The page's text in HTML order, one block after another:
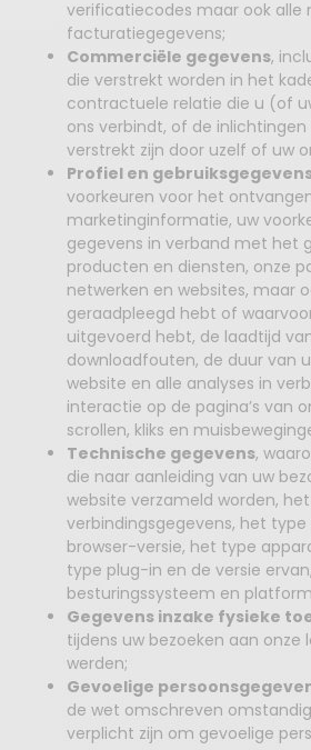
verificatiecodes maar ook alle
facturatiegegevens;
Commerciële gegevens,
die verstrekt worden in het
contractuele relatie die u (of
ons verbindt, of de inlichtingen
verstrekt zijn door uzelf of uw
Profiel en
voorkeuren voor het
marketinginformatie, uw
gegevens in verband met het
producten en diensten, onze
netwerken en websites, maar
geraadpleegd hebt of
uitgevoerd hebt, de laadtijd
downloadfouten, de duur van
website en alle analyses in
interactie op de pagina’s van
scrollen, kliks en
Technische gegevens,
die naar aanleiding van uw
website verzameld worden,
verbindingsgegevens, het type
browser-versie, het type
type plug-in en de versie
besturingssysteem en
Gegevens inzake fysieke
tijdens uw bezoeken aan onze
werden;
Gevoelige
de wet omschreven
verplicht zijn om gevoelige